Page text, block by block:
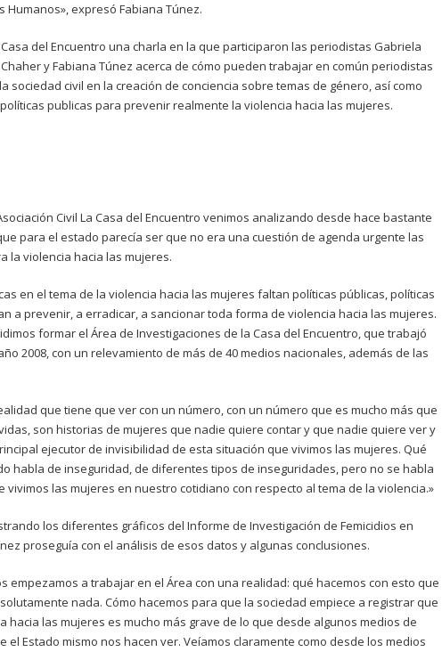
Humanos», expresó Fabiana Túnez.
del Encuentro una charla en la que participaron las periodistas Gabriela
y Fabiana Túnez acerca de cómo pueden trabajar en común periodistas
sociedad civil en la creación de conciencia sobre temas de género, así como
publicas para prevenir realmente la violencia hacia las mujeres.
Civil La Casa del Encuentro venimos analizando desde hace bastante
para el estado parecía ser que no era una cuestión de agenda urgente las
la violencia hacia las mujeres.
en el tema de la violencia hacia las mujeres faltan políticas públicas, políticas
a prevenir, a erradicar, a sancionar toda forma de violencia hacia las mujeres.
formar el Área de Investigaciones de la Casa del Encuentro, que trabajó
2008, con un relevamiento de más de 40 medios nacionales, además de las
que tiene que ver con un número, con un número que es mucho más que
son historias de mujeres que nadie quiere contar y que nadie quiere ver y
ejecutor de invisibilidad de esta situación que vivimos las mujeres. Qué
habla de inseguridad, de diferentes tipos de inseguridades, pero no se habla
vivimos las mujeres en nuestro cotidiano con respecto al tema de la violencia.»
los diferentes gráficos del Informe de Investigación de Femicidios en
proseguía con el análisis de esos datos y algunas conclusiones.
empezamos a trabajar en el Área con una realidad: qué hacemos con esto que
nada. Cómo hacemos para que la sociedad empiece a registrar que
hacia las mujeres es mucho más grave de lo que desde algunos medios de
el Estado mismo nos hacen ver. Veíamos claramente como desde los medios